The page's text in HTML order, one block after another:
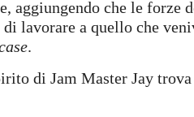
aggiungendo che le forze
di lavorare a quello che
.
di Jam Master Jay